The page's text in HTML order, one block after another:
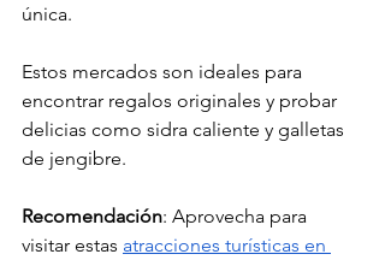
única.
Estos mercados son ideales para
encontrar regalos originales y probar
delicias como sidra caliente y galletas
de jengibre.
Recomendación: Aprovecha para
visitar estas atracciones turísticas en